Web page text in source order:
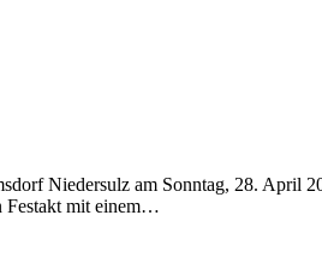
Niedersulz am Sonntag, 28. April
mit einem…